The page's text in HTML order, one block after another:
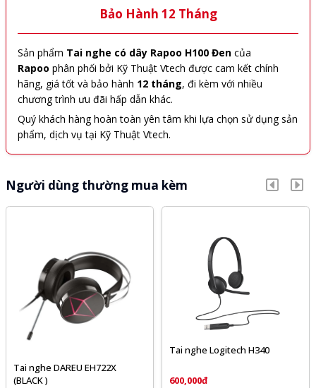
Bảo Hành 12 Tháng
Sản phẩm Tai nghe có dây Rapoo H100 Đen của
Rapoo phân phối bởi Kỹ Thuật Vtech được cam kết chính
hãng, giá tốt và bảo hành 12 tháng, đi kèm với nhiều
chương trình ưu đãi hấp dẫn khác.
Quý khách hàng hoàn toàn yên tâm khi lựa chọn sử dụng sản
phẩm, dịch vụ tại Kỹ Thuật Vtech.
Người dùng thường mua kèm
Tai nghe DAREU EH722X
(BLACK )
Tai nghe Logitech H340
600,000đ